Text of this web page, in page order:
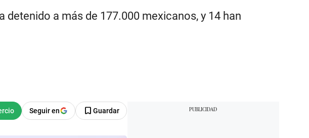
detenido a más de 177.000 mexicanos, y 14 han
Seguir en Guardar